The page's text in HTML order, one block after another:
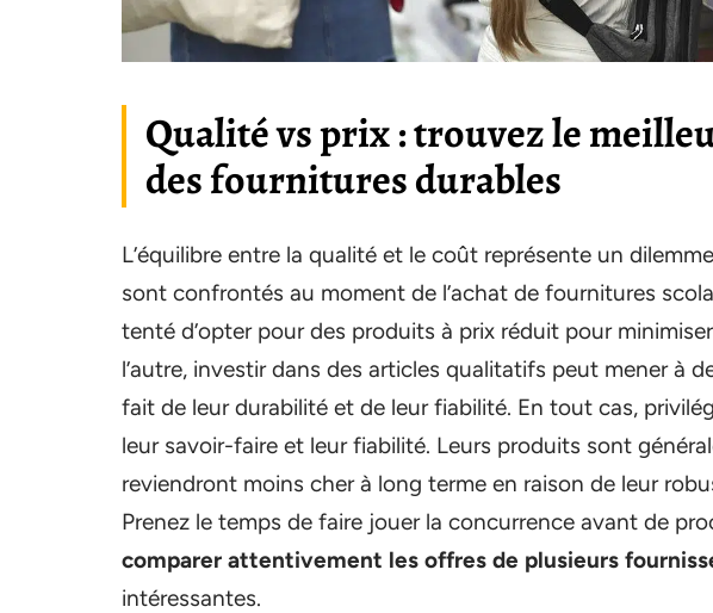
Qualité vs prix : trouvez le
des fournitures durables
L’équilibre entre la qualité et le coût représente un
sont confrontés au moment de l’achat de fournitures
tenté d’opter pour des produits à prix réduit pour
l’autre, investir dans des articles qualitatifs peut mener à
fait de leur durabilité et de leur fiabilité. En tout cas,
leur savoir-faire et leur fiabilité. Leurs produits sont
reviendront moins cher à long terme en raison de leur
Prenez le temps de faire jouer la concurrence avant de
comparer attentivement les offres de plusieurs
intéressantes.